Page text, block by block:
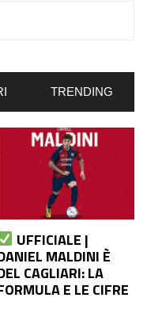
TRENDING
UFFICIALE |
MALDINI È
CAGLIARI: LA
E LE CIFRE